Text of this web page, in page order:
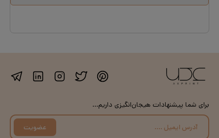
برای شما پیشنهادات هیجان‌انگیزی داریم...
عضویت